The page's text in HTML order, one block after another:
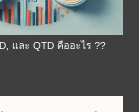
และ QTD คืออะไร ??